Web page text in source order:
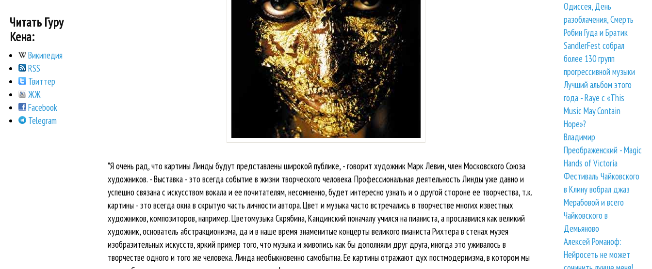
"Я очень рад, что картины Линды будут представлены широкой публике, - говорит художник Марк Левин, член Московского Союза
художников. - Выставка - это всегда событие в жизни творческого человека. Профессиональная деятельность Линды уже давно и
успешно связана с искусством вокала и ее почитателям, несомненно, будет интересно узнать и о другой стороне ее творчества, т.к.
картины - это всегда окна в скрытую часть личности автора. Цвет и музыка часто встречались в творчестве многих известных
художников, композиторов, например. Цветомузыка Скрябина, Кандинский поначалу учился на пианиста, а прославился как великий
художник, основатель абстракционизма, да и в наше время знаменитые концерты великого пианиста Рихтера в стенах музея
изобразительных искусств, яркий пример того, что музыка и живопись как бы дополняли друг друга, иногда это уживалось в
творчестве одного и того же человека. Линда необыкновенно самобытна. Ее картины отражают дух постмодернизма, в котором мы
Читать Гуру
Кена:
Википедия
RSS
Твиттер
ЖЖ
Facebook
Telegram
Одиссея, День
разоблачения, Смерть
Робин Гуда и Братик
SandlerFest собрал
более 130 групп
прогрессивной музыки
Лучший альбом этого
года - Raye с «This
Music May Contain
Hope»?
Владимир
Преображенский - Magic
Hands of Victoria
Фестиваль Чайковского
в Клину вобрал джаз
Мерабовой и всего
Чайковского в
Демьяново
Алексей Романоф:
Нейросеть не может